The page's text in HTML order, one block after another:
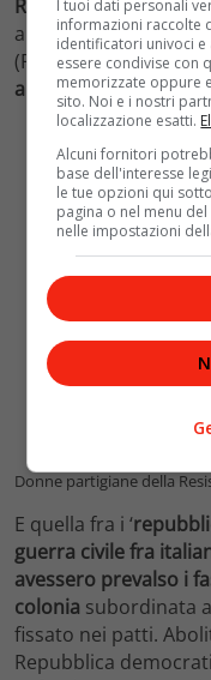
Repubblica – molti
al
loro interno . La
(Rsi) cercò di
angloamericani
Donne partigiane della
E quella fra i ‘
guerra civile fra
avessero prevalso i
colonia subordinata
fissato nei patti.
Repubblica
I tuoi dati personali
informazioni raccolte
identificatori univoci
essere condivise con
memorizzate oppure
sito. Noi e i nostri
localizzazione esatti.
Alcuni fornitori
base dell'interesse
le tue opzioni qui
pagina o nel menu
nelle impostazioni